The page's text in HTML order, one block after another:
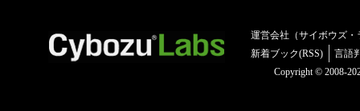
運営会社（サイボウズ・
新着ブック(RSS)
言語
Copyright © 2008-